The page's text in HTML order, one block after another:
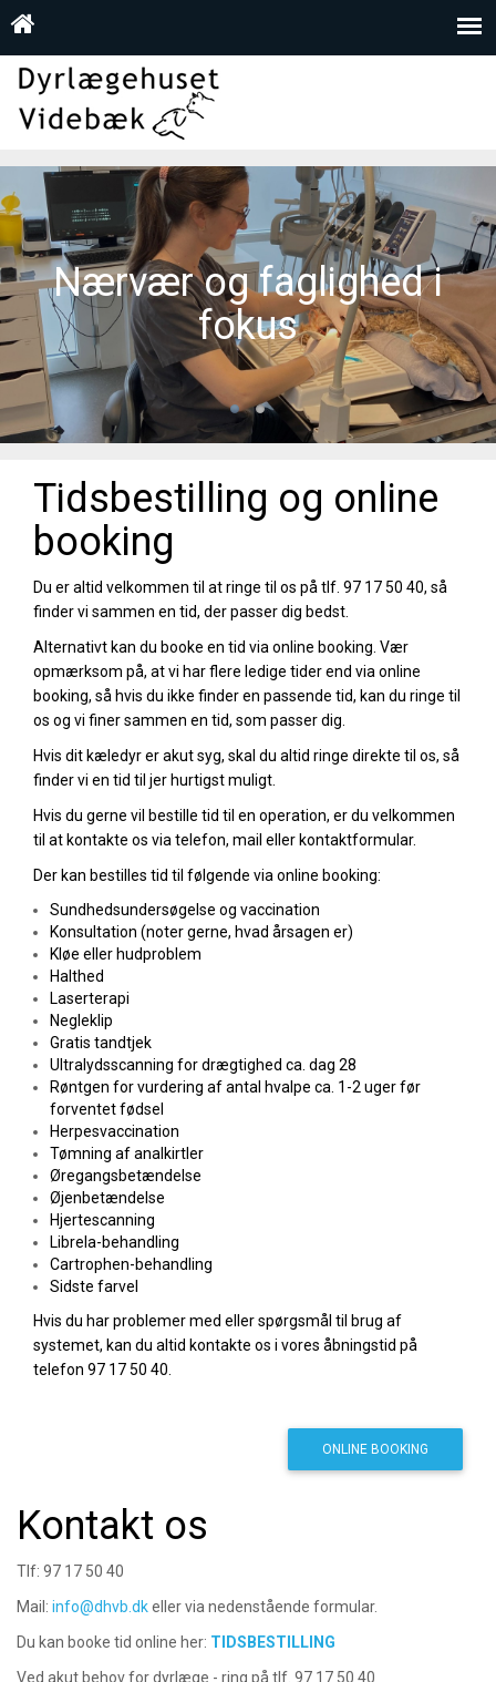
Nærvær og faglighed i
fokus
Tidsbestilling og online
booking
Du er altid velkommen til at ringe til os på tlf. 97 17 50 40, så
finder vi sammen en tid, der passer dig bedst.
Alternativt kan du booke en tid via online booking. Vær
opmærksom på, at vi har flere ledige tider end via online
booking, så hvis du ikke finder en passende tid, kan du ringe til
os og vi finer sammen en tid, som passer dig.
Hvis dit kæledyr er akut syg, skal du altid ringe direkte til os, så
finder vi en tid til jer hurtigst muligt.
Hvis du gerne vil bestille tid til en operation, er du velkommen
til at kontakte os via telefon, mail eller kontaktformular.
Der kan bestilles tid til følgende via online booking:
Sundhedsundersøgelse og vaccination
Konsultation (noter gerne, hvad årsagen er)
Kløe eller hudproblem
Halthed
Laserterapi
Negleklip
Gratis tandtjek
Ultralydsscanning for drægtighed ca. dag 28
Røntgen for vurdering af antal hvalpe ca. 1-2 uger før
forventet fødsel
Herpesvaccination
Tømning af analkirtler
Øregangsbetændelse
Øjenbetændelse
Hjertescanning
Librela-behandling
Cartrophen-behandling
Sidste farvel
Hvis du har problemer med eller spørgsmål til brug af
systemet, kan du altid kontakte os i vores åbningstid på
telefon 97 17 50 40.
ONLINE BOOKING
Kontakt os
Tlf: 97 17 50 40
Mail: info@dhvb.dkeller via nedenstående formular.
Du kan booke tid online her: TIDSBESTILLING
Ved akut behov for dyrlæge - ring på tlf. 97 17 50 40